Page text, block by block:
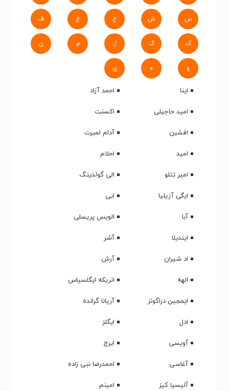
س ش ع غ ف
ک گ ل م ن
و ه ی
اینا
احمد آزاد
امید حاجیلی
اکسنت
افشین
آدام لمبرت
امید
احلام
امیر تتلو
الی گولدینگ
ایگی آزیلیا
ابی
آبا
الویس پریسلی
ایندیلا
آشر
اد شیران
آرش
الهه
انریکه ایگلسیاس
ایمجین دراگونز
آریانا گرانده
ادل
ایگلز
آویسی
ایرج
آغاسی
احمدرضا نبی زاده
آلیسیا کیز
امینم